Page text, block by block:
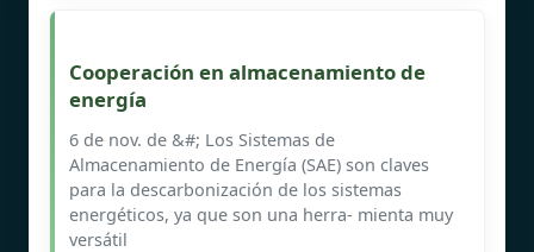
Cooperación en almacenamiento de
energía
6 de nov. de &#; Los Sistemas de
Almacenamiento de Energía (SAE) son claves
para la descarbonización de los sistemas
energéticos, ya que son una herra- mienta muy
versátil